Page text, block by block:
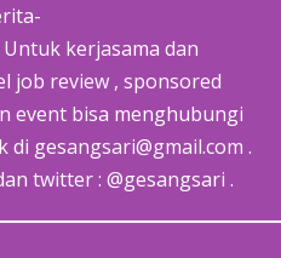
kerjasama dan
job review , sponsored
event bisa menghubungi
gesangsari@gmail.com .
twitter : @gesangsari .